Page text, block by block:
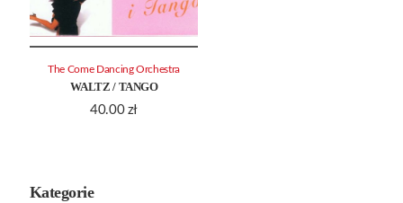
WALTZ / TANGO
40.00 zł
The Come Dancing Orchestra
Kategorie